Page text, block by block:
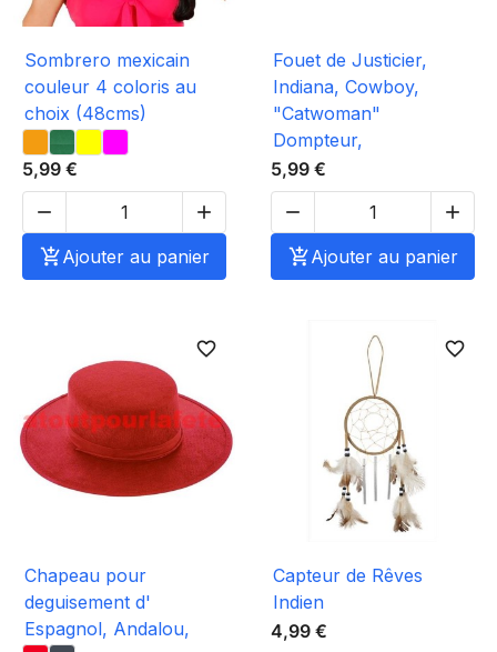
Sombrero mexicain
couleur 4 coloris au
choix (48cms)
5,99 €


Ajouter au panier
Fouet de Justicier,
Indiana, Cowboy,
"Catwoman"
Dompteur,
5,99 €


Ajouter au panier
favorite_border
Chapeau pour
deguisement d'
Espagnol, Andalou,
favorite_border
Capteur de Rêves
Indien
4,99 €